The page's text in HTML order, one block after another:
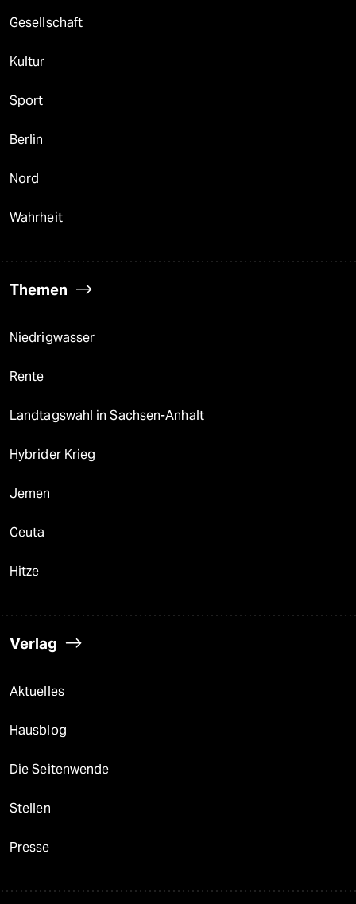
Gesellschaft
Kultur
Sport
Berlin
Nord
Wahrheit
Themen
Niedrigwasser
Rente
Landtagswahl in Sachsen-Anhalt
Hybrider Krieg
Jemen
Ceuta
Hitze
Verlag
Aktuelles
Hausblog
Die Seitenwende
Stellen
Presse